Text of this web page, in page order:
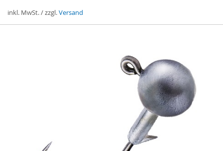
inkl. MwSt. / zzgl.Versand